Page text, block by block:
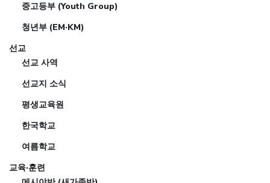
중고등부 (Youth Group)
청년부 (EM·KM)
선교
선교 사역
선교지 소식
평생교육원
한국학교
여름학교
교육·훈련